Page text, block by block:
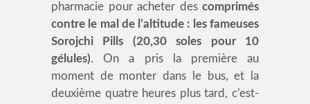
pharmacie pour acheter descomprimés
contre le mal de l’altitude : les fameuses
Sorojchi Pills (20,30 soles pour 10
gélules). On a pris la première au
moment de monter dans le bus, et la
deuxième quatre heures plus tard, c’est-